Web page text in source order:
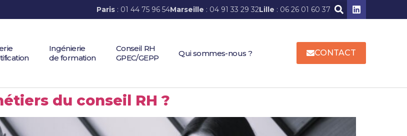
Paris : 01 44 75 96 54Marseille : 04 91 33 29 32Lille : 06 26 01 60 37
Ingénierie
de formation
Conseil RH
GPEC/GEPP
Qui sommes-nous ? CONTACT
du conseil RH ?